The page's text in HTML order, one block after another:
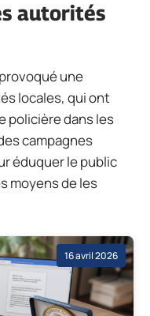
autorités
une
locales, qui ont
policière dans les
campagnes
éduquer le public
moyens de les
16 avril 2026